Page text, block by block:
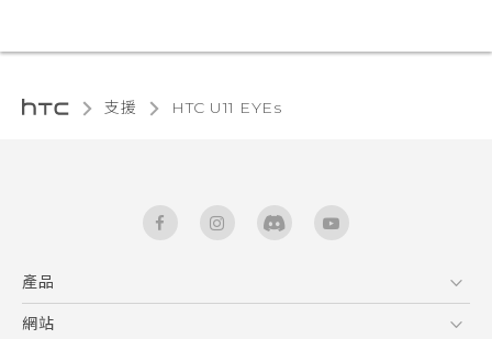
支援 HTC U11 EYEs‎
產品
5G
網站